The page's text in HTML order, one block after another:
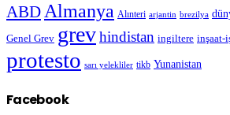
ABD Almanya Alınteri arjantin brezilya
Genel Grev grevhindistan ingiltere inşaat-
protesto sarı yelekliler tikb Yunanistan
Facebook